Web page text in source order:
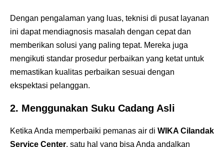
Dengan pengalaman yang luas, teknisi di pusat layanan
ini dapat mendiagnosis masalah dengan cepat dan
memberikan solusi yang paling tepat. Mereka juga
mengikuti standar prosedur perbaikan yang ketat untuk
memastikan kualitas perbaikan sesuai dengan
ekspektasi pelanggan.
2. Menggunakan Suku Cadang Asli
Ketika Anda memperbaiki pemanas air di WIKA Cilandak
Service Center, satu hal yang bisa Anda andalkan